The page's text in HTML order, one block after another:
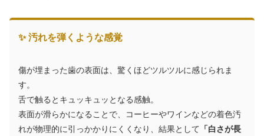
✨ 汚れを弾くような感覚
傷が埋まった歯の表面は、驚くほどツルツルに感じられま
す。
舌で触るとキュッキュッとなる感触。
表面が滑らかになることで、コーヒーやワインなどの着色汚
れが物理的に引っかかりにくくなり、結果として 「白さが長